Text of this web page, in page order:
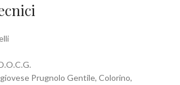
Prugnolo Gentile, Colorino,